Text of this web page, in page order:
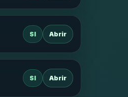
SI Abrir
SI Abrir